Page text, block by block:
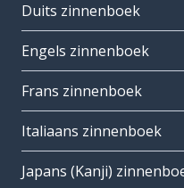
Duits zinnenboek
Engels zinnenboek
Frans zinnenboek
Italiaans zinnenboek
Japans (Kanji)